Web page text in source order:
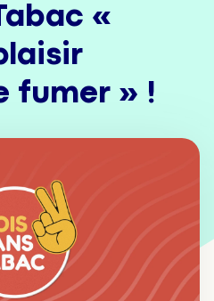
«
fumer » !